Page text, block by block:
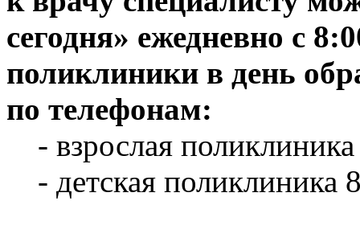
сегодня» ежедневно с
поликлиники в день
по телефонам:
- взрослая
- детская поликлиника